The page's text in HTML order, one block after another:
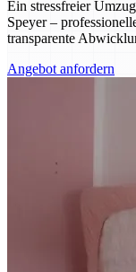
Ein stressfreier
Speyer –
transparente
Angebot anfordern